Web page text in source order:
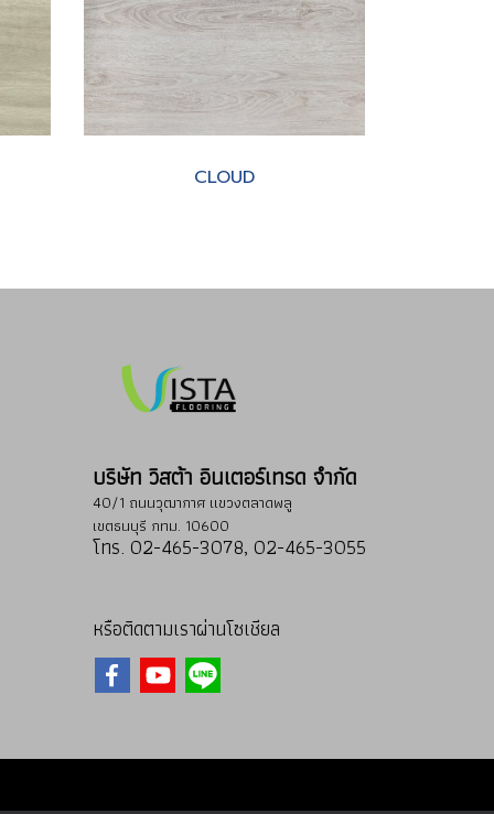
CLOUD
บริษัท วิสต้า อินเตอร์เทรด จำกัด
40/1 ถนนวุฒากาศ แขวงตลาดพลู
เขตธนบุรี กทม. 10600
โทร. 02-465-3078, 02-465-3055
หรือติดตามเราผ่านโซเชียล